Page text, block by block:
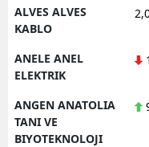
ALVES ALVES
KABLO
ANELE ANEL
ELEKTRIK
ANGEN ANATOLIA
TANI VE
BIYOTEKNOLOJI